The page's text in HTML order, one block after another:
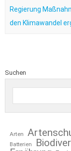
Regierung
den Klimawandel
Suchen
Arten
Batterien